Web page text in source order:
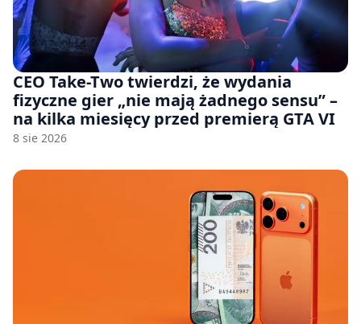
CEO Take-Two twierdzi, że wydania
fizyczne gier „nie mają żadnego sensu” –
na kilka miesięcy przed premierą GTA VI
8 sie 2026